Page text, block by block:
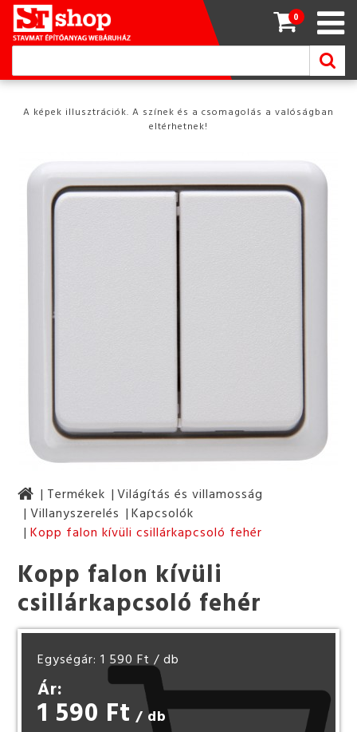
0
A képek illusztrációk. A színek és a csomagolás a valóságban
eltérhetnek!
Termékek
Világítás és villamosság
Villanyszerelés
Kapcsolók
Kopp falon kívüli csillárkapcsoló fehér
Kopp falon kívüli
csillárkapcsoló fehér
Egységár: 1 590 Ft / db
Ár:
1 590 Ft / db